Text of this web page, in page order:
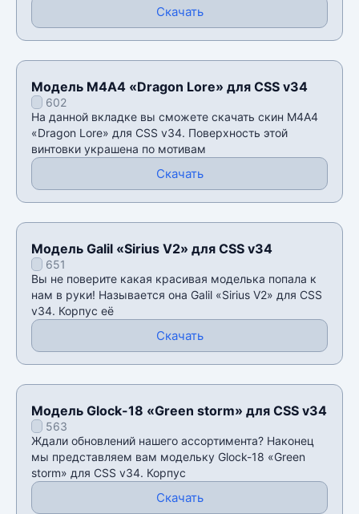
Скачать
Модель М4А4 «Dragon Lore» для CSS v34
602
На данной вкладке вы сможете скачать скин М4А4
«Dragon Lore» для CSS v34. Поверхность этой
винтовки украшена по мотивам
Скачать
Модель Galil «Sirius V2» для CSS v34
651
Вы не поверите какая красивая моделька попала к
нам в руки! Называется она Galil «Sirius V2» для CSS
v34. Корпус её
Скачать
Модель Glock-18 «Green storm» для CSS v34
563
Ждали обновлений нашего ассортимента? Наконец
мы представляем вам модельку Glock-18 «Green
storm» для CSS v34. Корпус
Скачать